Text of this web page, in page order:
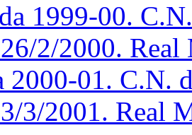
1999-00.
2/2000.
2000-01. C.N.
3/2001. Real